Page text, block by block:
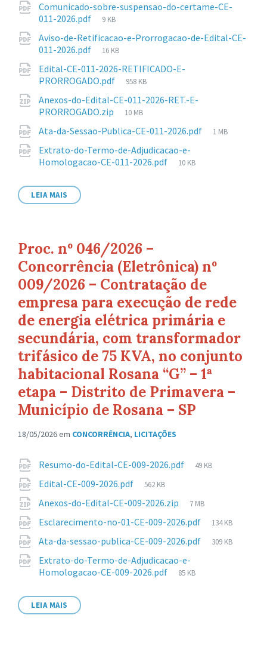
arquivo:
Comunicado-sobre-suspensao-do-certame-CE-
011-2026.pdf
Tamanho
arquivo:
9 KB
Aviso-de-Retificacao-e-Prorrogacao-de-Edital-CE-
011-2026.pdf
Tamanho
arquivo:
16 KB
Edital-CE-011-2026-RETIFICADO-E-
PRORROGADO.pdf
Tamanho
arquivo:
958 KB
Anexos-do-Edital-CE-011-2026-RET.-E-
PRORROGADO.zip
Tamanho
arquivo:
10 MB
Ata-da-Sessao-Publica-CE-011-2026.pdf
Tamanho
1 MB
Extrato-do-Termo-de-Adjudicacao-e-
Homologacao-CE-011-2026.pdf
Tamanho
10 KB
LEIA MAIS
Proc. nº 046/2026 –
Concorrência (Eletrônica) nº
009/2026 – Contratação de
empresa para execução de rede
de energia elétrica primária e
secundária, com transformador
trifásico de 75 KVA, no conjunto
habitacional Rosana “G” – 1ª
etapa – Distrito de Primavera –
Município de Rosana – SP
18/05/2026em CONCORRÊNCIA, LICITAÇÕES
Anexos
Resumo-do-Edital-CE-009-2026.pdf
Tamanho
49 KB
Edital-CE-009-2026.pdf
Tamanho
arquivo:
562 KB
Anexos-do-Edital-CE-009-2026.zip
Tamanho
arquivo:
7 MB
Esclarecimento-no-01-CE-009-2026.pdf
Tamanho
arquivo:
134 KB
Ata-da-sessao-publica-CE-009-2026.pdf
Tamanho
309 KB
Extrato-do-Termo-de-Adjudicacao-e-
Homologacao-CE-009-2026.pdf
Tamanho
85 KB
LEIA MAIS